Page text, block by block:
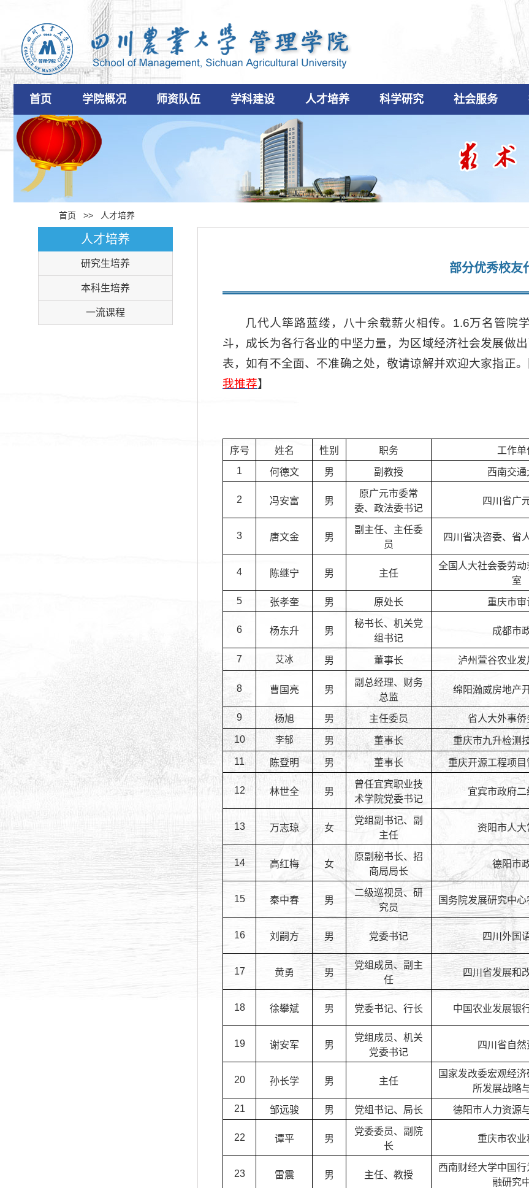
首页 学院概况 师资队伍 学科建设 人才培养 科学研究 社会服务
首页 >> 人才培养
人才培养
研究生培养
本科生培养
一流课程
部分优秀校友
几代人筚路蓝缕，八十余载薪火相传。1.6万名管院
斗，成长为各行各业的中坚力量，为区域经济社会发展做
表，如有不全面、不准确之处，敬请谅解并欢迎大家指正
我推荐】
序号 姓名 性别 职务 工作单
1
何德文 男 副教授 西南交通
2 冯安富 男
原广元市委常
委、政法委书记
四川省广
3 唐文金 男
副主任、主任委
员
四川省决咨委、省
4 陈继宁 男 主任
全国人大社会委劳
室
5 张孝奎 男 原处长 重庆市审
6 杨东升 男
秘书长、机关党
组书记
成都市
7
艾冰 男 董事长 泸州萱谷农业发
8 曹国亮 男
副总经理、财务
总监
绵阳瀚威房地产
9 杨旭 男 主任委员 省人大外事侨
10
李郁 男 董事长 重庆市九升检测
11
陈登明 男 董事长 重庆开源工程项目
12 林世全 男
曾任宜宾职业技
术学院党委书记
宜宾市政府二
13 万志琼 女
党组副书记、副
主任
资阳市人大
14 高红梅 女
原副秘书长、招
商局局长
德阳市
15 秦中春 男
二级巡视员、研
究员
国务院发展研究中
16 刘嗣方 男 党委书记 四川外国
17 黄勇 男
党组成员、副主
任
四川省发展和
18 徐攀斌 男 党委书记、行长 中国农业发展银
19 谢安军 男
党组成员、机关
党委书记
四川省自然
20 孙长学 男 主任
国家发改委宏观经
所发展战略
21
邹远骏 男 党组书记、局长 德阳市人力资源
22 谭平 男
党委委员、副院
长
重庆市农业
23 雷震 男 主任、教授
西南财经大学中国
融研究